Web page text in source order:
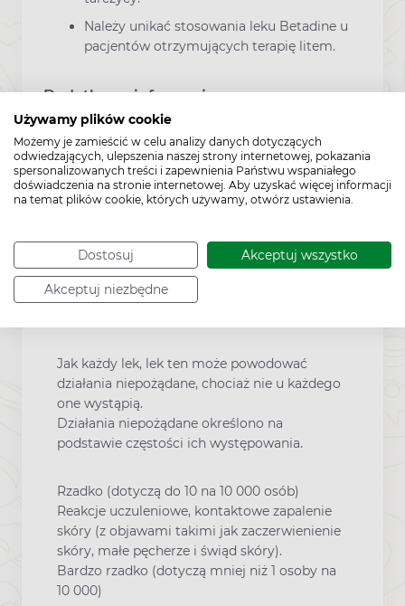
Używamy plików cookie
Możemy je zamieścić w celu analizy danych dotyczących
odwiedzających, ulepszenia naszej strony internetowej, pokazania
spersonalizowanych treści i zapewnienia Państwu wspaniałego
doświadczenia na stronie internetowej. Aby uzyskać więcej informacji
na temat plików cookie, których używamy, otwórz ustawienia.
Dostosuj Akceptuj wszystko
Akceptuj niezbędne
Należy unikać stosowania leku Betadine u
pacjentów otrzymujących terapię litem.
Dodatkowe informacje
To jest lek. Dla bezpieczeństwa stosuj
go zgodnie z ulotką dołączoną do
opakowania. Nie przekraczaj
lub farmaceutą.
Jak każdy lek, lek ten może powodować
działania niepożądane, chociaż nie u każdego
one wystąpią.
Działania niepożądane określono na
podstawie częstości ich występowania.
Rzadko (dotyczą do 10 na 10 000 osób)
Reakcje uczuleniowe, kontaktowe zapalenie
skóry (z objawami takimi jak zaczerwienienie
skóry, małe pęcherze i świąd skóry).
Bardzo rzadko (dotyczą mniej niż 1 osoby na
10 000)